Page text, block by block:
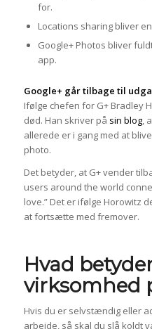
for.
Locations sharing bliver
Google+ Photos bliver
app.
Google+ går tilbage til
Ifølge chefen for G+ Bradley
død. Han skriver på sin blog,
allerede er i gang med at
photo.
Det betyder, at G+ vender
users around the world
love.” Det er ifølge Horowitz
at fortsætte med fremover.
Hvad
virksomhed
Hvis du er selvstændig eller
arbejde, så skal du slå koldt